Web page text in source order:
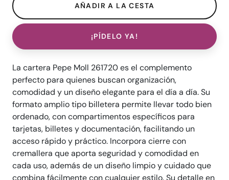
¡PÍDELO YA!
La cartera Pepe Moll 261720 es el complemento
perfecto para quienes buscan organización,
comodidad y un diseño elegante para el día a día. Su
formato amplio tipo billetera permite llevar todo bien
ordenado, con compartimentos específicos para
tarjetas, billetes y documentación, facilitando un
acceso rápido y práctico. Incorpora cierre con
cremallera que aporta seguridad y comodidad en
cada uso, además de un diseño limpio y cuidado que
combina fácilmente con cualquier estilo. Su detalle en